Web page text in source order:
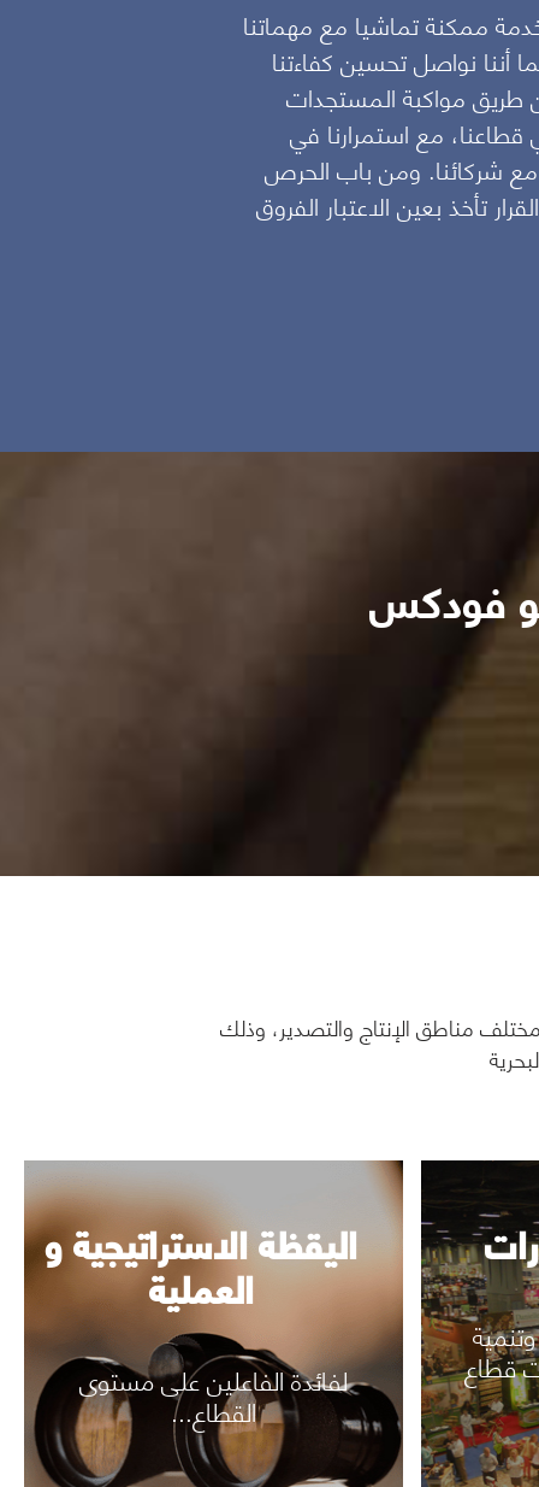
ممكنة تماشيا مع مهماتنا
أننا نواصل تحسين كفاءتنا
طريق مواكبة المستجدات
قطاعنا، مع استمرارنا في
مع شركائنا. ومن باب الحرص
تأخذ بعين الاعتبار الفروق
فودكس
مناطق الإنتاج والتصدير، وذلك
قطاع
رؤية المزيد
اليقظة الاستراتيجية و
العملية
لفائدة الفاعلين على مستوى
القطاع...